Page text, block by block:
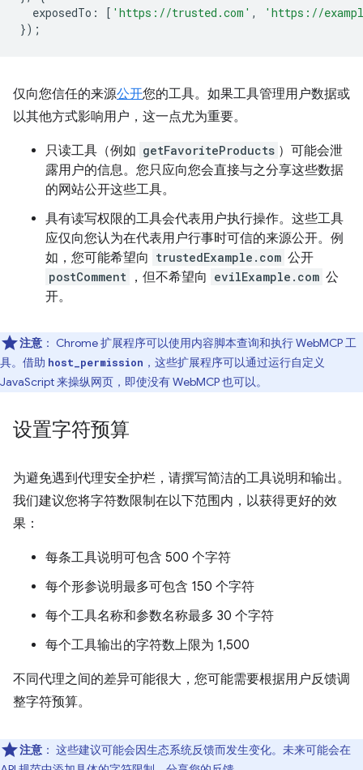
exposedTo : [ 'https://trusted.com' ,
'https://
});
仅向您信任的来源公开您的工具。如果工具管理用户数据或
以其他方式影响用户，这一点尤为重要。
只读工具（例如 getFavoriteProducts ）可能会泄
露用户的信息。您只应向您会直接与之分享这些数据
的网站公开这些工具。
具有读写权限的工具会代表用户执行操作。这些工具
应仅向您认为在代表用户行事时可信的来源公开。例
如，您可能希望向 trustedExample.com 公开
postComment ，但不希望向 evilExample.com 公
开。
注意 ： Chrome 扩展程序可以使用内容脚本查询和执行 WebMCP 工
具。借助 host_permission ，这些扩展程序可以通过运行自定义
JavaScript 来操纵网页，即使没有 WebMCP 也可以。
设置字符预算
为避免遇到代理安全护栏，请撰写简洁的工具说明和输出。
我们建议您将字符数限制在以下范围内，以获得更好的效
果：
每条工具说明可包含 500 个字符
每个形参说明最多可包含 150 个字符
每个工具名称和参数名称最多 30 个字符
每个工具输出的字符数上限为 1,500
不同代理之间的差异可能很大，您可能需要根据用户反馈调
整字符预算。
注意 ： 这些建议可能会因生态系统反馈而发生变化。未来可能会在